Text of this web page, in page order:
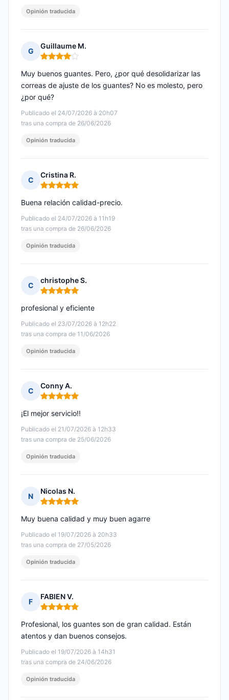
Opinión traducida
G
Guillaume M.
Nota: 4 de 5
Publicado el 24/07/2026 à 20h07
tras una compra de 26/06/2026
Muy buenos guantes. Pero, ¿por qué desolidarizar las
correas de ajuste de los guantes? No es molesto, pero
¿por qué?
Opinión traducida
C
Cristina R.
Nota: 5 de 5
Publicado el 24/07/2026 à 11h19
tras una compra de 26/06/2026
Buena relación calidad-precio.
Opinión traducida
C
christophe S.
Nota: 5 de 5
Publicado el 23/07/2026 à 12h22
tras una compra de 11/06/2026
profesional y eficiente
Opinión traducida
C
Conny A.
Nota: 5 de 5
Publicado el 21/07/2026 à 12h33
tras una compra de 25/06/2026
¡El mejor servicio!!
Opinión traducida
N
Nicolas N.
Nota: 5 de 5
Publicado el 19/07/2026 à 20h33
tras una compra de 27/05/2026
Muy buena calidad y muy buen agarre
Opinión traducida
F
FABIEN V.
Nota: 5 de 5
Publicado el 19/07/2026 à 14h31
tras una compra de 24/06/2026
Profesional, los guantes son de gran calidad. Están
atentos y dan buenos consejos.
Opinión traducida